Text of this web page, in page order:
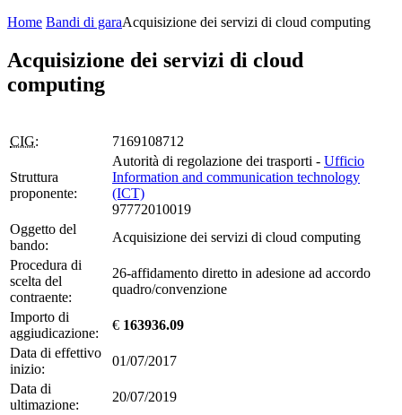
Home Bandi di garaAcquisizione dei servizi di cloud computing
Acquisizione dei servizi di cloud
computing
CIG: 7169108712
Struttura
proponente:
Autorità di regolazione dei trasporti - Ufficio
Information and communication technology
(ICT)
97772010019
Oggetto del
bando:
Acquisizione dei servizi di cloud computing
Procedura di
scelta del
contraente:
26-affidamento diretto in adesione ad accordo
quadro/convenzione
Importo di
aggiudicazione:
€ 163936.09
Data di effettivo
inizio:
01/07/2017
Data di
ultimazione:
20/07/2019